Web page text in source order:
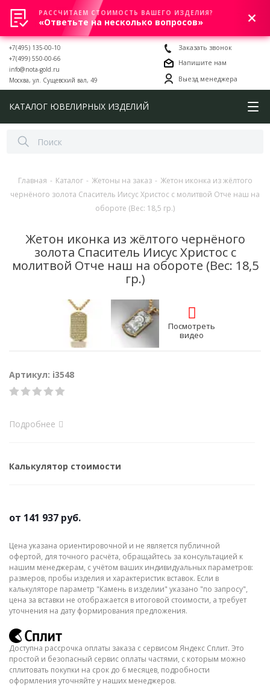
0
+7(495) 135-00-10
+7(499) 550-00-66
info@nota-gold.ru
Москва, ул. Сущевский вал, 49
Заказать звонок
Напишите нам
Выезд менеджера
КАТАЛОГ ЮВЕЛИРНЫХ ИЗДЕЛИЙ
Главная - Каталог - Жетоны на заказ - Жетон иконка из жёлтого
чернёного золота Спаситель Иисус Христос с молитвой Отче наш на
обороте (Вес: 18,5 гр.)
Жетон иконка из жёлтого чернёного
золота Спаситель Иисус Христос с
молитвой Отче наш на обороте (Вес: 18,5
гр.)
Посмотреть
видео
Артикул: i3548
Подробнее
Калькулятор стоимости
от 141 937 руб.
Цена указана ориентировочной и не является публичной
офертой, для точного расчёта, обращайтесь за консультацией к
нашим менеджерам, с учётом ваших индивидуальных параметров:
размеров, пробы изделия и характеристик вставок. Если в
калькуляторе параметр "Камень в изделии" указано "по запросу",
цена за вставки не отображается в итоговой стоимости, а требует
уточнения на дату формирования предложения.
Доступна рассрочка оплаты заказа с сервисом Яндекс Сплит. Это
простой и безопасный сервис оплаты частями, с которым можно
сплитовать покупки на срок до 6 месяцев, подробности
оформления уточняйте у наших менеджеров.
РАССЧИТАЕМ СТОИМОСТЬ ВАШЕГО ИЗДЕЛИЯ?
«Ответьте на несколько вопросов»